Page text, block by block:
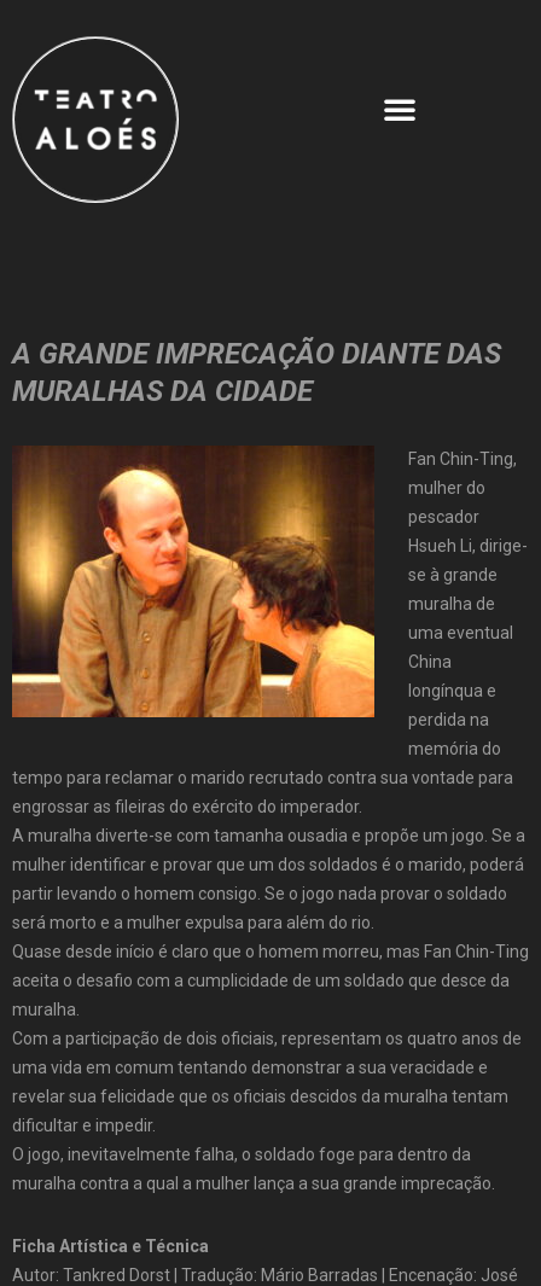
A GRANDE IMPRECAÇÃO DIANTE DAS
MURALHAS DA CIDADE
Fan Chin-Ting,
mulher do
pescador
Hsueh Li, dirige-
se à grande
muralha de
uma eventual
China
longínqua e
perdida na
memória do
tempo para reclamar o marido recrutado contra sua vontade para
engrossar as fileiras do exército do imperador.
A muralha diverte-se com tamanha ousadia e propõe um jogo. Se a
mulher identificar e provar que um dos soldados é o marido, poderá
partir levando o homem consigo. Se o jogo nada provar o soldado
será morto e a mulher expulsa para além do rio.
Quase desde início é claro que o homem morreu, mas Fan Chin-Ting
aceita o desafio com a cumplicidade de um soldado que desce da
muralha.
Com a participação de dois oficiais, representam os quatro anos de
uma vida em comum tentando demonstrar a sua veracidade e
revelar sua felicidade que os oficiais descidos da muralha tentam
dificultar e impedir.
O jogo, inevitavelmente falha, o soldado foge para dentro da
muralha contra a qual a mulher lança a sua grande imprecação.
Ficha Artística e Técnica
Autor: Tankred Dorst | Tradução: Mário Barradas | Encenação: José